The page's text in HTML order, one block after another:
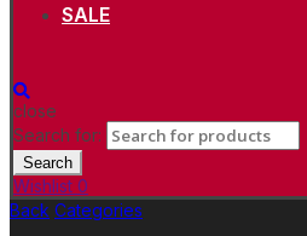
SALE
close
Search for:
Search
Wishlist 0
Back Categories